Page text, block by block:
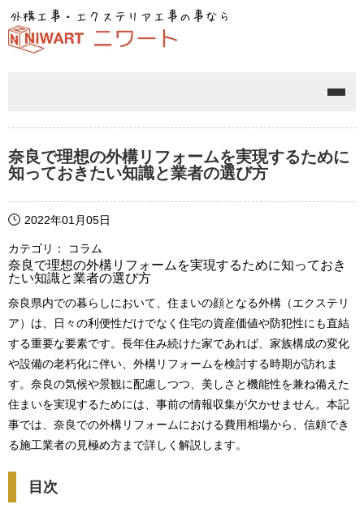
メニ
奈良で理想の外構リフォームを実現するために
知っておきたい知識と業者の選び方
2022年01月05日
カテゴリ： コラム
奈良で理想の外構リフォームを実現するために知っておき
たい知識と業者の選び方
奈良県内での暮らしにおいて、住まいの顔となる外構（エクステリ
ア）は、日々の利便性だけでなく住宅の資産価値や防犯性にも直結
する重要な要素です。長年住み続けた家であれば、家族構成の変化
や設備の老朽化に伴い、外構リフォームを検討する時期が訪れま
す。奈良の気候や景観に配慮しつつ、美しさと機能性を兼ね備えた
住まいを実現するためには、事前の情報収集が欠かせません。本記
事では、奈良での外構リフォームにおける費用相場から、信頼でき
る施工業者の見極め方まで詳しく解説します。
目次